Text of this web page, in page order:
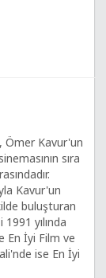
Ömer Kavur'un
sıra
Kavur'un
buluşturan
yılında
En İyi Film ve
ise En İyi